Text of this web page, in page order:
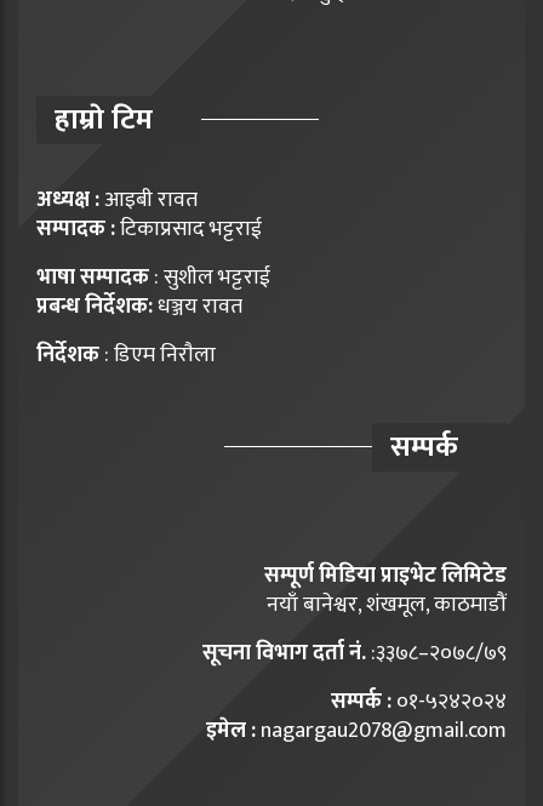
हाम्राे टिम
अध्यक्ष :आइबी रावत
सम्पादक :टिकाप्रसाद भट्टराई
भाषा सम्पादक: सुशील भट्टराई
प्रबन्ध निर्देशक:धञ्जय रावत
निर्देशक: डिएम निराैला
सम्पर्क
सम्पूर्ण मिडिया प्राइभेट लिमिटेड
नयाँ बानेश्वर, शंखमूल, काठमाडौं
सूचना विभाग दर्ता नं.:३३७८–२०७८/७९
सम्पर्क :०१-५२४२०२४
इमेल :nagargau2078@gmail.com